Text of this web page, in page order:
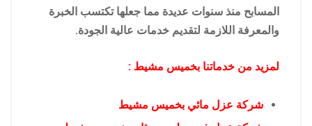
المسابح منذ سنوات عديدة مما جعلها تكتسب الخبرة
والمعرفة اللازمة لتقديم خدمات عالية الجودة.
لمزيد من خدماتنا بخميس مشيط :
شركة عزل مائي بخميس مشيط